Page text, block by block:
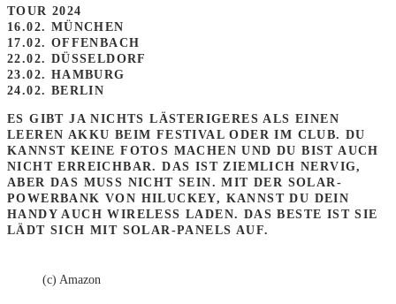
TOUR 2024
16.02. MÜNCHEN
17.02. OFFENBACH
22.02. DÜSSELDORF
23.02. HAMBURG
24.02. BERLIN
ES GIBT JA NICHTS LÄSTERIGERES ALS EINEN
LEEREN AKKU BEIM FESTIVAL ODER IM CLUB. DU
KANNST KEINE FOTOS MACHEN UND DU BIST AUCH
NICHT ERREICHBAR. DAS IST ZIEMLICH NERVIG,
ABER DAS MUSS NICHT SEIN. MIT DER SOLAR-
POWERBANK VON HILUCKEY, KANNST DU DEIN
HANDY AUCH WIRELESS LADEN. DAS BESTE IST SIE
LÄDT SICH MIT SOLAR-PANELS AUF.
(c) Amazon